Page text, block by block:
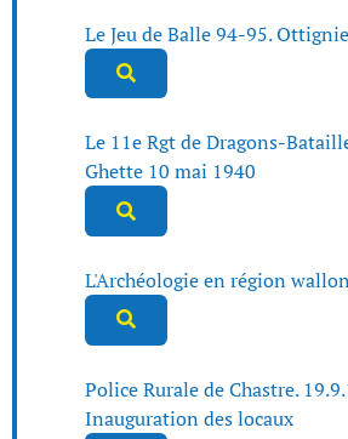
Le Jeu de Balle 94-95.
Le 11e Rgt de Dragons-
Ghette 10 mai 1940
L'Archéologie en région
Police Rurale de Chastre.
Inauguration des locaux